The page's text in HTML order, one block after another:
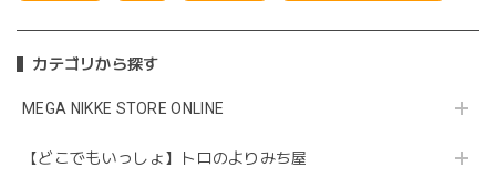
カテゴリから探す
MEGA NIKKE STORE ONLINE
【どこでもいっしょ】トロのよりみち屋